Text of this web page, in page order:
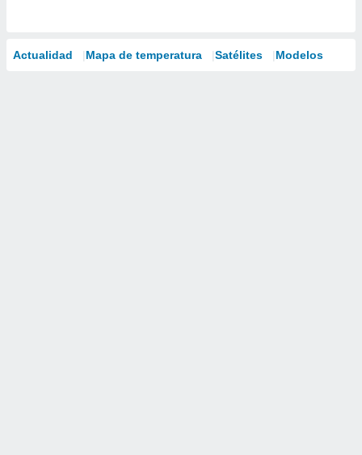
Actualidad Mapa de temperatura Satélites Modelos